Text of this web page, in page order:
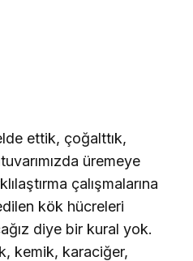
ettik, çoğalttık,
üremeye
çalışmalarına
kök hücreleri
diye bir kural yok.
kemik, karaciğer,